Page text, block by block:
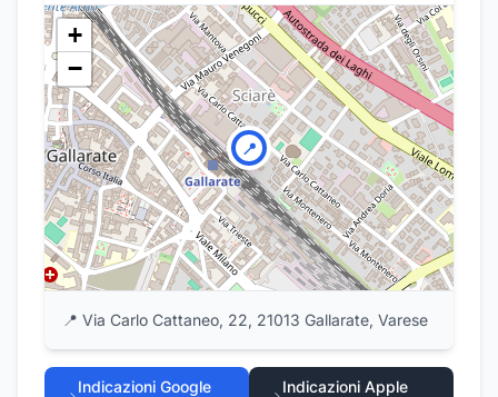
📍
+
−
📍 Via Carlo Cattaneo, 22, 21013 Gallarate, Varese
Indicazioni Google
Indicazioni Apple